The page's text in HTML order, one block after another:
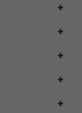
+
+
+
+
+